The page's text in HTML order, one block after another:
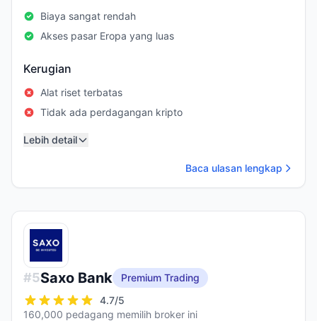
Biaya sangat rendah
Akses pasar Eropa yang luas
Kerugian
Alat riset terbatas
Tidak ada perdagangan kripto
Lebih detail
Baca ulasan lengkap
#5Saxo Bank
Premium Trading
4.7/5
160,000 pedagang memilih broker ini